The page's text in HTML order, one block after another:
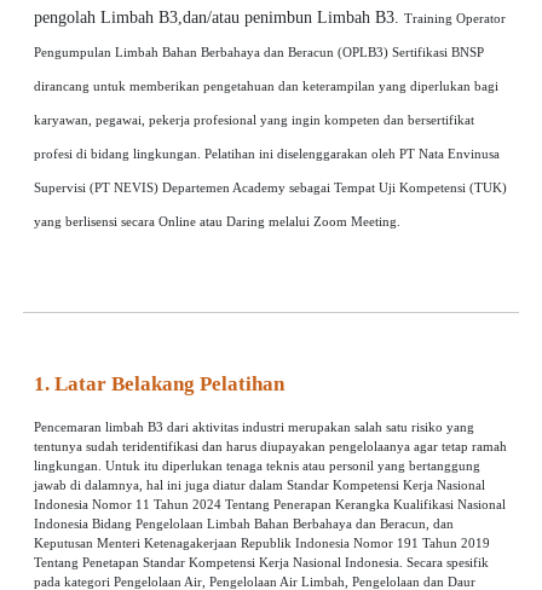
pengolah Limbah B3,dan/atau penimbun Limbah B3. Training Operator
Pengumpulan Limbah Bahan Berbahaya dan Beracun (OPLB3) Sertifikasi BNSP
dirancang untuk memberikan pengetahuan dan keterampilan yang diperlukan bagi
karyawan, pegawai, pekerja profesional yang ingin kompeten dan bersertifikat
profesi di bidang lingkungan. Pelatihan ini diselenggarakan oleh PT Nata Envinusa
Supervisi (PT NEVIS) Departemen Academy sebagai Tempat Uji Kompetensi (TUK)
yang berlisensi secara Online atau Daring melalui Zoom Meeting.
1. Latar Belakang Pelatihan
Pencemaran limbah B3 dari aktivitas industri merupakan salah satu risiko yang
tentunya sudah teridentifikasi dan harus diupayakan pengelolaanya agar tetap ramah
lingkungan. Untuk itu diperlukan tenaga teknis atau personil yang bertanggung
jawab di dalamnya, hal ini juga diatur dalam Standar Kompetensi Kerja Nasional
IndonesiaNomor 11 Tahun 2024 Tentang Penerapan Kerangka Kualifikasi Nasional
Indonesia Bidang Pengelolaan Limbah Bahan Berbahaya dan Beracun, dan
Keputusan Menteri Ketenagakerjaan Republik Indonesia Nomor 191 Tahun 2019
Tentang Penetapan Standar Kompetensi Kerja Nasional Indonesia. Secara spesifik
pada kategori Pengelolaan Air, Pengelolaan Air Limbah, Pengelolaan dan Daur